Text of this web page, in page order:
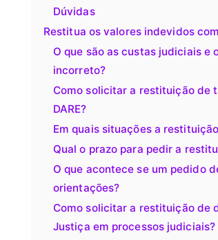
Dúvidas
Restitua os valores indevidos
O que são as custas judiciais e
incorreto?
Como solicitar a restituição de
DARE?
Em quais situações a
Qual o prazo para pedir a
O que acontece se um pedido
orientações?
Como solicitar a restituição de
Justiça em processos judiciais?